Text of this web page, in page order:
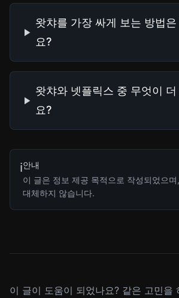
왓챠를 가장 싸게 보는 방법
요?
왓챠와 넷플릭스 중 무엇이
요?
ℹ️안내
이 글은 정보 제공 목적으로 작성되었으
대체하지 않습니다.
이 글이 도움이 되었나요? 같은 고민을